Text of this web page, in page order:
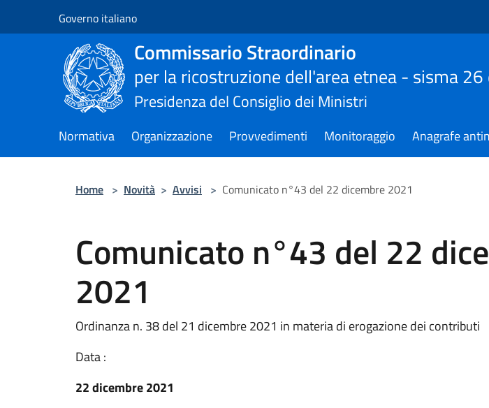
Governo italiano
Commissario Straordinario
per la ricostruzione dell'area etnea - sisma
Presidenza del Consiglio dei Ministri
Normativa Organizzazione Provvedimenti Monitoraggio Anagrafe
Home > Novità > Avvisi > Comunicato n°43 del 22 dicembre 2021
Comunicato n°43 del 22
2021
Ordinanza n. 38 del 21 dicembre 2021 in materia di erogazione dei contributi
Data :
22 dicembre 2021